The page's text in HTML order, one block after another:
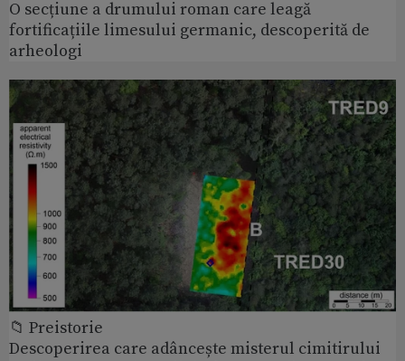
O secțiune a drumului roman care leagă
fortificațiile limesului germanic, descoperită de
arheologi
📁 Preistorie
Descoperirea care adâncește misterul cimitirului